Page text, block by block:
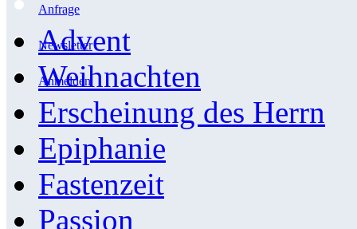
Anfrage
Newsletter
Anmelden
Advent
Weihnachten
Erscheinung des Herrn
Epiphanie
Fastenzeit
Passion